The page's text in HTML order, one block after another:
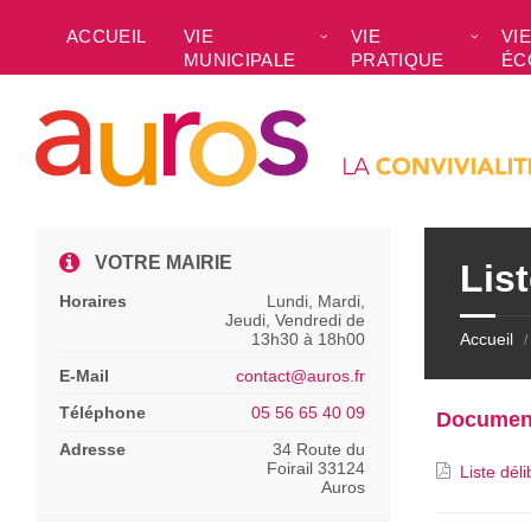
sidebar
ACCUEIL
VIE
MUNICIPALE
VIE
PRATIQUE
VIE
Accueil /
Liste
VOTRE MAIRIE
Horaires
Lundi, Mardi,
Jeudi, Vendredi de
13h30 à 18h00
E-Mail
contact@auros.fr
Téléphone
05 56 65 40 09
Adresse
34 Route du
Foirail 33124
Auros